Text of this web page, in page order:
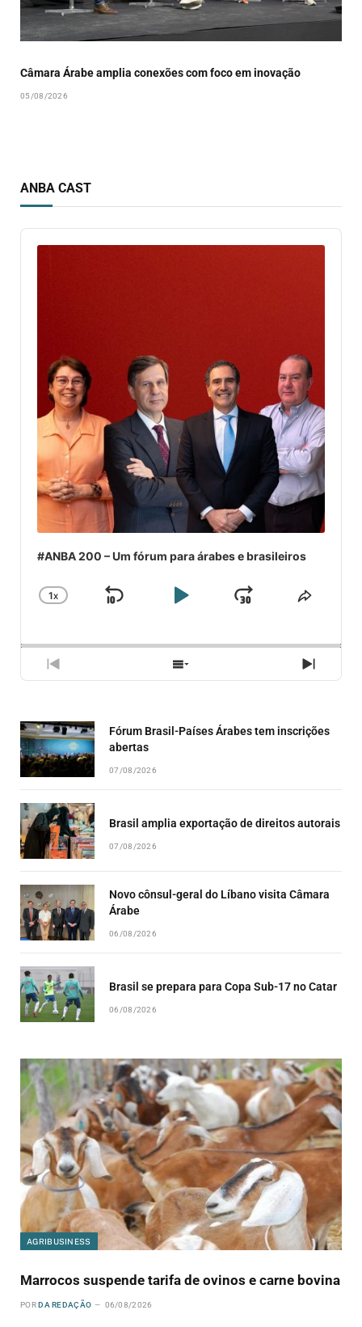
Câmara Árabe amplia conexões com foco em inovação
05/08/2026
ANBA CAST
Audio
Player
#ANBA 200 – Um fórum para árabes e brasileiros
CHANGE
1X
SKIP
PLAYJUMP
PREVIOUS
SHOW
NEXT
Fórum Brasil-Países Árabes tem inscrições
abertas
07/08/2026
Brasil amplia exportação de direitos autorais
07/08/2026
Novo cônsul-geral do Líbano visita Câmara
Árabe
06/08/2026
Brasil se prepara para Copa Sub-17 no Catar
06/08/2026
AGRIBUSINESS
Marrocos suspende tarifa de ovinos e carne bovina
POR DA REDAÇÃO 06/08/2026